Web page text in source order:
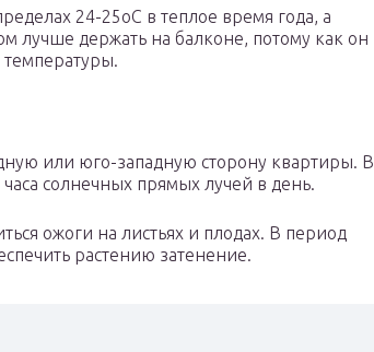
24-25оС в теплое время года, а
лучше держать на балконе, потому как он
или юго-западную сторону квартиры. В
солнечных прямых лучей в день.
ожоги на листьях и плодах. В период
растению затенение.